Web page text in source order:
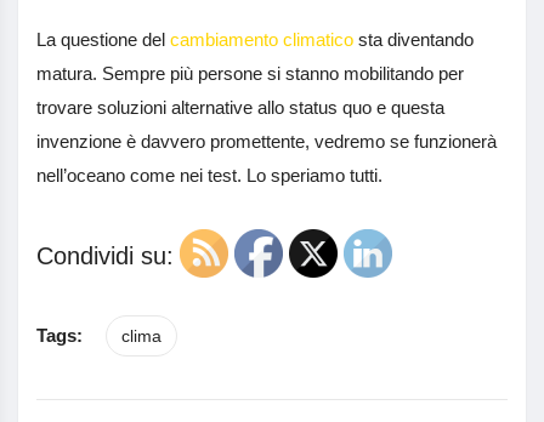
La questione del cambiamento climatico sta diventando
matura. Sempre più persone si stanno mobilitando per
trovare soluzioni alternative allo status quo e questa
invenzione è davvero promettente, vedremo se funzionerà
nell’oceano come nei test. Lo speriamo tutti.
Condividi su:
Tags: clima